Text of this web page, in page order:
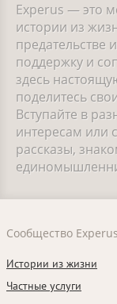
Experus — это
истории из
предательстве
поддержку и
здесь
поделитесь
Вступайте в
интересам или
рассказы,
Сообщество Experus
Истории из жизни
Частные услуги